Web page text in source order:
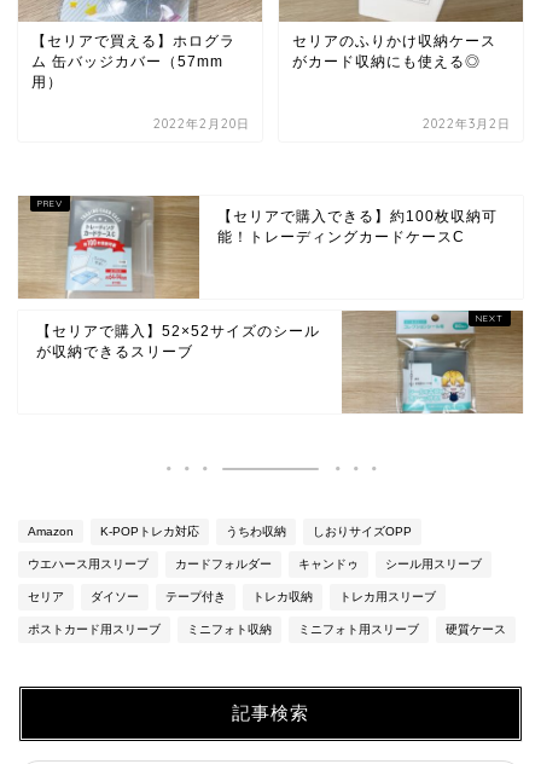
【セリアで買える】ホログラ
ム 缶バッジカバー（57mm
用）
2022年2月20日
セリアのふりかけ収納ケース
がカード収納にも使える◎
2022年3月2日
【セリアで購入できる】約100枚収納可
能！トレーディングカードケースC
【セリアで購入】52×52サイズのシール
が収納できるスリーブ
Amazon K-POPトレカ対応 うちわ収納 しおりサイズOPP
ウエハース用スリーブ カードフォルダー キャンドゥ シール用スリーブ
セリア ダイソー テープ付き トレカ収納 トレカ用スリーブ
ポストカード用スリーブ ミニフォト収納 ミニフォト用スリーブ 硬質ケース
記事検索